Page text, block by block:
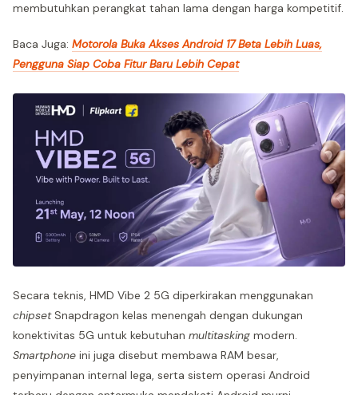
membutuhkan perangkat tahan lama dengan harga kompetitif.
Baca Juga: Motorola Buka Akses Android 17 Beta Lebih Luas,
Pengguna Siap Coba Fitur Baru Lebih Cepat
Secara teknis, HMD Vibe 2 5G diperkirakan menggunakan
chipsetSnapdragon kelas menengah dengan dukungan
konektivitas 5G untuk kebutuhan multitasking modern.
Smartphone ini juga disebut membawa RAM besar,
penyimpanan internal lega, serta sistem operasi Android